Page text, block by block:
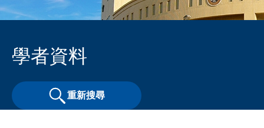
學者資料
重新搜尋